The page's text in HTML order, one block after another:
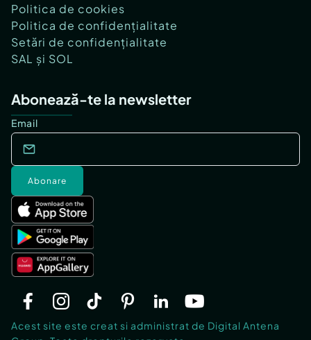
Politica de cookies
Politica de confidențialitate
Setări de confidențialitate
SAL și SOL
Abonează-te la newsletter
Email
Abonare
Acest site este creat si administrat de Digital Antena